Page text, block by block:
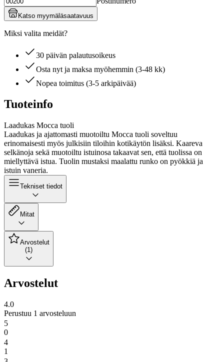
Katso myymäläsaatavuus
Miksi valita meidät?
30 päivän palautusoikeus
Osta nyt ja maksa myöhemmin (3-48 kk)
Nopea toimitus (3-5 arkipäivää)
Tuoteinfo
Laadukas Mocca tuoli
Laadukas ja ajattomasti muotoiltu Mocca tuoli soveltuu
erinomaisesti myös julkisiin tiloihin kotikäytön lisäksi. Kaareva
selkänoja sekä muotoiltu istuinosa takaavat sen, että tuolissa on
miellyttävä istua. Tuolin mustaksi maalattu runko on pyökkiä ja
istuin vaneria.
Tekniset tiedot
Mitat
Arvostelut
(1)
Arvostelut
4.0
Perustuu 1 arvosteluun
5
0
4
1